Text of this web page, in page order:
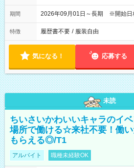
期間 2026年09月01日～長期 ※開始日
特徴 履歴書不要 / 服装自由
気になる！ 応募する
未読
ちいさいかわいいキャラのイ
場所で働ける☆来社不要！働
もらえる◎/T1
アルバイト 職種未経験OK